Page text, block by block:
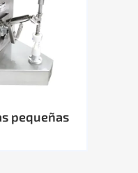
pequeñas